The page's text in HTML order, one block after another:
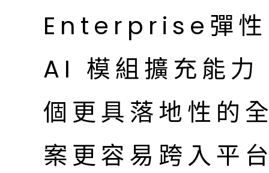
Enterprise彈性
AI 模組擴充能力
個更具落地性的
案更容易跨入平